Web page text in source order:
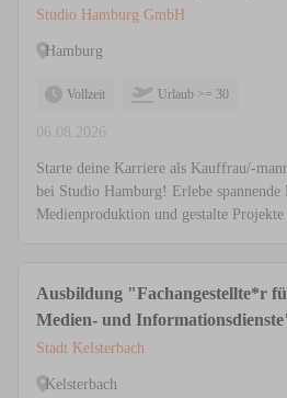
Studio Hamburg GmbH
Hamburg
Vollzeit Urlaub >= 30
06.08.2026
Starte deine Karriere als Kauffrau/-
bei Studio Hamburg! Erlebe
Medienproduktion und gestalte
Ausbildung "Fachangestellte*r
Medien- und
(m/w/d)
Stadt Kelsterbach
Kelsterbach